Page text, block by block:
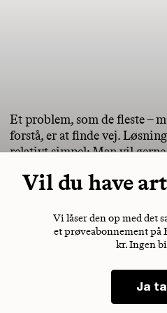
Et problem, som de fleste –
forstå, er at finde vej.
relativt simpel: Man vil
Vil du have
Vi låser den op med det
et prøveabonnement på
kr. Ingen
Ja